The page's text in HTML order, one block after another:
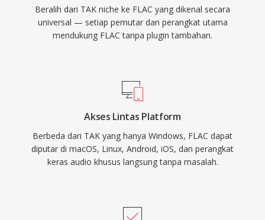
Vorbis dan artwork album menjaga pustaka
tetap terorganisir tanpa file pendamping.
Ketiga, lisensi open-source berarti tidak ada
Beralih dari TAK niche ke FLAC yang dikenal secara
universal — setiap pemutar dan perangkat utama
mendukung FLAC tanpa plugin tambahan.
Akses Lintas Platform
Berbeda dari TAK yang hanya Windows, FLAC dapat
diputar di macOS, Linux, Android, iOS, dan perangkat
keras audio khusus langsung tanpa masalah.